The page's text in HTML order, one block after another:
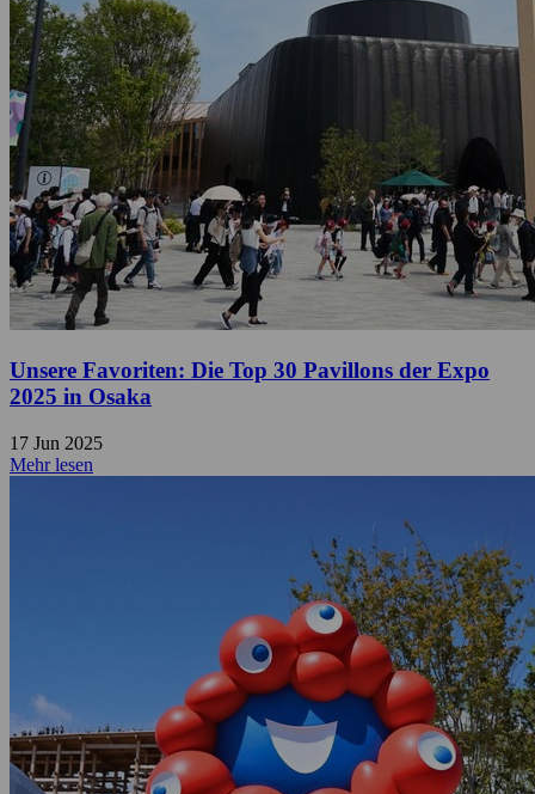
Unsere Favoriten: Die Top 30 Pavillons der Expo
2025 in Osaka
17 Jun 2025
Mehr lesen